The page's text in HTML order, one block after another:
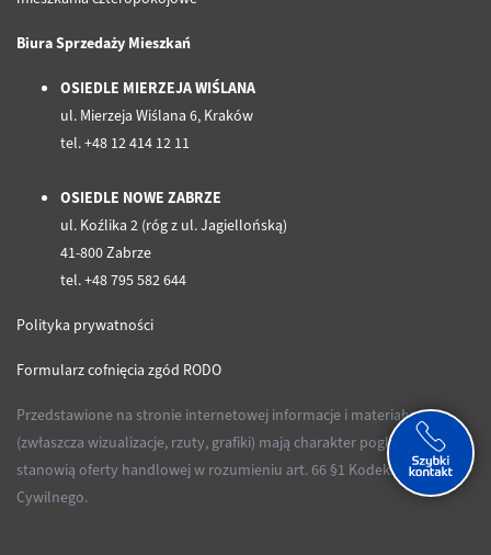
Biura Sprzedaży Mieszkań
OSIEDLE MIERZEJA WIŚLANA
ul. Mierzeja Wiślana 6, Kraków
tel. +48 12 414 12 11
OSIEDLE NOWE ZABRZE
ul. Koźlika 2 (róg z ul. Jagiellońską)
41-800 Zabrze
tel. +48 795 582 644
Polityka prywatności
Formularz cofnięcia zgód RODO
Przedstawione na stronie internetowej informacje i materiały
(zwłaszcza wizualizacje, rzuty, grafiki) mają charakter poglądowy i nie
stanowią oferty handlowej w rozumieniu art. 66 §1 Kodeksu
Cywilnego.